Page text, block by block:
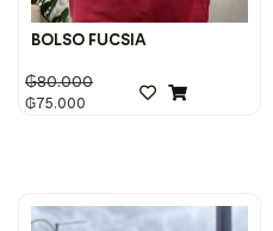
BOLSO FUCSIA
₲80.000
₲75.000